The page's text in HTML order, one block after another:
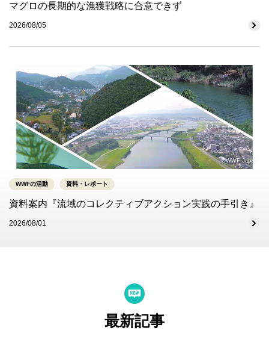
マグロの長期的な漁獲戦略に合意できず
2026/08/05
©WWF-Japan
WWFの活動 資料・レポート
資料案内『流域のコレクティブアクション実践の手引き』
2026/08/01
最新記事